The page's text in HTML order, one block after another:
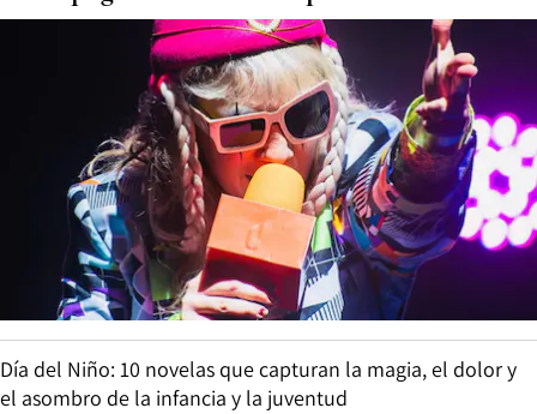
Día del Niño: 10 novelas que capturan la magia, el dolor y
el asombro de la infancia y la juventud